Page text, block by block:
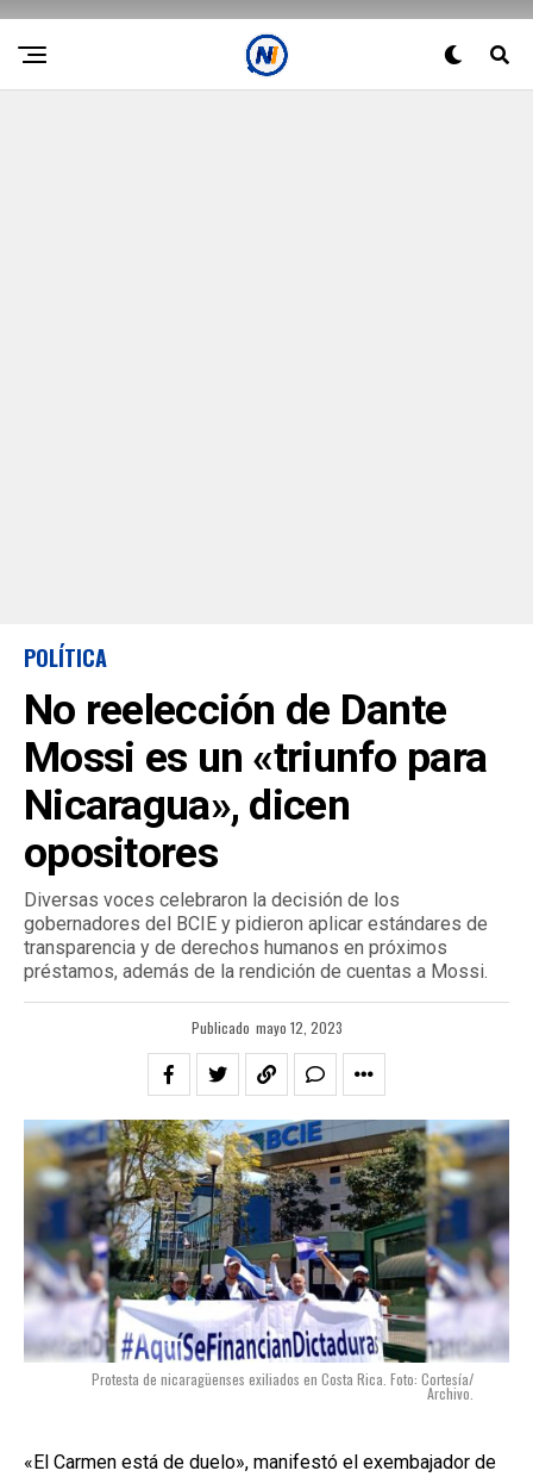
POLÍTICA
No reelección de Dante
Mossi es un «triunfo para
Nicaragua», dicen
opositores
Diversas voces celebraron la decisión de los
gobernadores del BCIE y pidieron aplicar estándares de
transparencia y de derechos humanos en próximos
préstamos, además de la rendición de cuentas a Mossi.
Publicado mayo 12, 2023
Protesta de nicaragüenses exiliados en Costa Rica. Foto: Cortesía/
Archivo.
«El Carmen está de duelo», manifestó el exembajador de